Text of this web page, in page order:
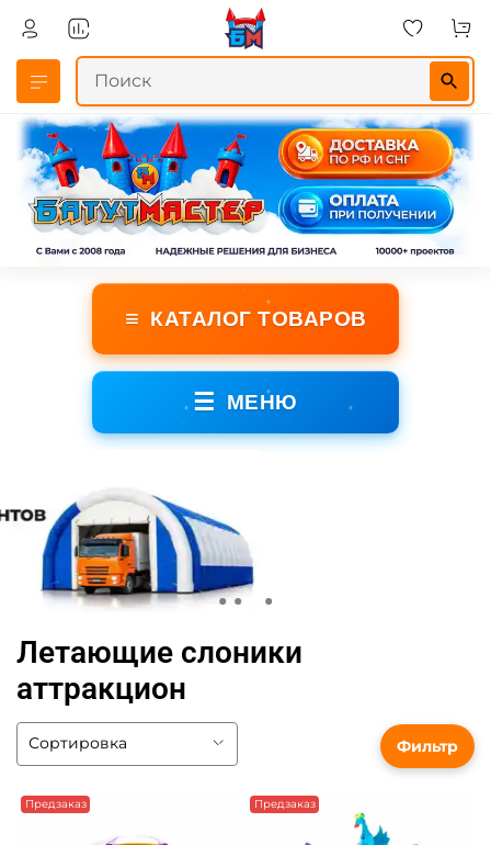
≡ КАТАЛОГ ТОВАРОВ
☰ МЕНЮ
Летающие слоники
аттракцион
Предзаказ Предзаказ
Фильтр